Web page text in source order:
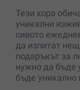
Тези хора
уникални
сивото
да изпитат
подаръкът за
нужно да бъде
бъде уникално